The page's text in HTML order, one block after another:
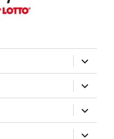
öffnen
öffnen
öffnen